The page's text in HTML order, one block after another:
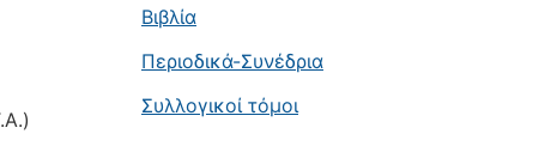
Βιβλία
Περιοδικά-Συνέδρια
Συλλογικοί τόμοι